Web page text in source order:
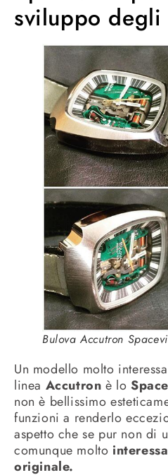
sviluppo
Bulova Accutron
Un modello molto
linea Accutron è lo
non è bellissimo
funzioni a renderlo
aspetto che se pur non di
comunque molto
originale.